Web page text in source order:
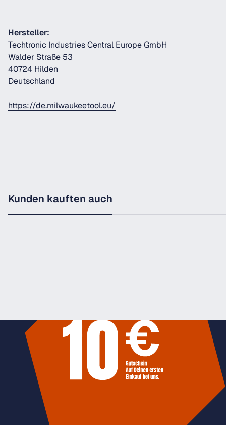
Hersteller:
Techtronic Industries Central Europe GmbH
Walder Straße 53
40724 Hilden
Deutschland
https://de.milwaukeetool.eu/
Kunden kauften auch